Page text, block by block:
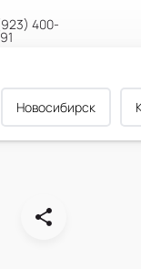
Новосибирск
400-
Корзина